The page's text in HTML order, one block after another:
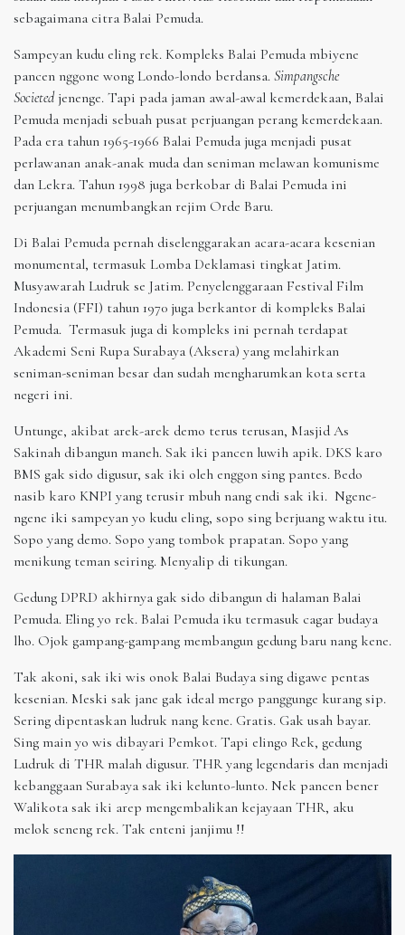
sebagaimana citra Balai Pemuda.
Sampeyan kudu eling rek. Kompleks Balai Pemuda mbiyene
pancen nggone wong Londo-londo berdansa. Simpangsche
Societedjenenge. Tapi pada jaman awal-awal kemerdekaan, Balai
Pemuda menjadi sebuah pusat perjuangan perang kemerdekaan.
Pada era tahun 1965-1966 Balai Pemuda juga menjadi pusat
perlawanan anak-anak muda dan seniman melawan komunisme
dan Lekra. Tahun 1998 juga berkobar di Balai Pemuda ini
perjuangan menumbangkan rejim Orde Baru.
Di Balai Pemuda pernah diselenggarakan acara-acara kesenian
monumental, termasuk Lomba Deklamasi tingkat Jatim.
Musyawarah Ludruk se Jatim. Penyelenggaraan Festival Film
Indonesia (FFI) tahun 1970 juga berkantor di kompleks Balai
Pemuda. Termasuk juga di kompleks ini pernah terdapat
Akademi Seni Rupa Surabaya (Aksera) yang melahirkan
seniman-seniman besar dan sudah mengharumkan kota serta
negeri ini.
Untunge, akibat arek-arek demo terus terusan, Masjid As
Sakinah dibangun maneh. Sak iki pancen luwih apik. DKS karo
BMS gak sido digusur, sak iki oleh enggon sing pantes. Bedo
nasib karo KNPI yang terusir mbuh nang endi sak iki. Ngene-
ngene iki sampeyan yo kudu eling, sopo sing berjuang waktu itu.
Sopo yang demo. Sopo yang tombok prapatan. Sopo yang
menikung teman seiring. Menyalip di tikungan.
Gedung DPRD akhirnya gak sido dibangun di halaman Balai
Pemuda. Eling yo rek. Balai Pemuda iku termasuk cagar budaya
lho. Ojok gampang-gampang membangun gedung baru nang kene.
Tak akoni, sak iki wis onok Balai Budaya sing digawe pentas
kesenian. Meski sak jane gak ideal mergo panggunge kurang sip.
Sering dipentaskan ludruk nang kene. Gratis. Gak usah bayar.
Sing main yo wis dibayari Pemkot. Tapi elingo Rek, gedung
Ludruk di THR malah digusur. THR yang legendaris dan menjadi
kebanggaan Surabaya sak iki kelunto-lunto. Nek pancen bener
Walikota sak iki arep mengembalikan kejayaan THR, aku
melok seneng rek. Tak enteni janjimu !!